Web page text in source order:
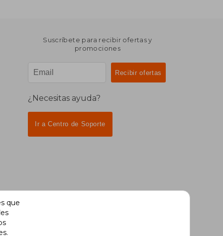
Suscríbete para recibir ofertas y
promociones
¿Necesitas ayuda?
Ir a Centro de Soporte
que